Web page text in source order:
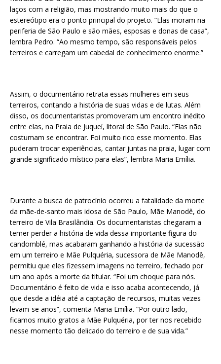
laços com a religião, mas mostrando muito mais do que o
estereótipo era o ponto principal do projeto. “Elas moram na
periferia de São Paulo e são mães, esposas e donas de casa”,
lembra Pedro. “Ao mesmo tempo, são responsáveis pelos
terreiros e carregam um cabedal de conhecimento enorme.”
Assim, o documentário retrata essas mulheres em seus
terreiros, contando a história de suas vidas e de lutas. Além
disso, os documentaristas promoveram um encontro inédito
entre elas, na Praia de Juqueí, litoral de São Paulo. “Elas não
costumam se encontrar. Foi muito rico esse momento. Elas
puderam trocar experiências, cantar juntas na praia, lugar com
grande significado místico para elas”, lembra Maria Emília.
Durante a busca de patrocínio ocorreu a fatalidade da morte
da mãe-de-santo mais idosa de São Paulo, Mãe Manodê, do
terreiro de Vila Brasilândia. Os documentaristas chegaram a
temer perder a história de vida dessa importante figura do
candomblé, mas acabaram ganhando a história da sucessão
em um terreiro e Mãe Pulquéria, sucessora de Mãe Manodê,
permitiu que eles fizessem imagens no terreiro, fechado por
um ano após a morte da titular. “Foi um choque para nós.
Documentário é feito de vida e isso acaba acontecendo, já
que desde a idéia até a captação de recursos, muitas vezes
levam-se anos”, comenta Maria Emília. “Por outro lado,
ficamos muito gratos a Mãe Pulquéria, por ter nos recebido
nesse momento tão delicado do terreiro e de sua vida.”